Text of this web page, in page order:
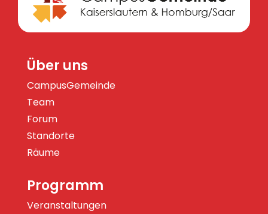
Über uns
CampusGemeinde
Team
Forum
Standorte
Räume
Programm
Veranstaltungen